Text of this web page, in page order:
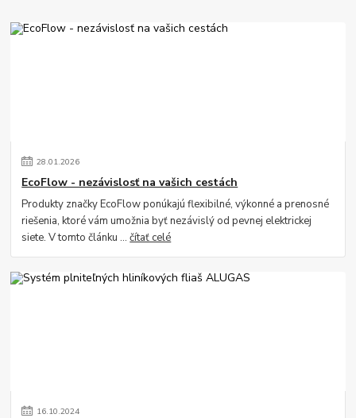
28.01.2026
EcoFlow - nezávislosť na vašich cestách
Produkty značky EcoFlow ponúkajú flexibilné, výkonné a prenosné
riešenia, ktoré vám umožnia byť nezávislý od pevnej elektrickej
siete. V tomto článku ...čítať celé
16.10.2024